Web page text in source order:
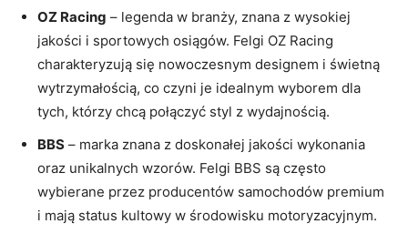
OZ Racing – legenda w branży, znana z wysokiej
jakości i sportowych osiągów. Felgi OZ Racing
charakteryzują się nowoczesnym designem i świetną
wytrzymałością, co czyni je idealnym wyborem dla
tych, którzy chcą połączyć styl z wydajnością.
BBS – marka znana z doskonałej jakości wykonania
oraz unikalnych wzorów. Felgi BBS są często
wybierane przez producentów samochodów premium
i mają status kultowy w środowisku motoryzacyjnym.